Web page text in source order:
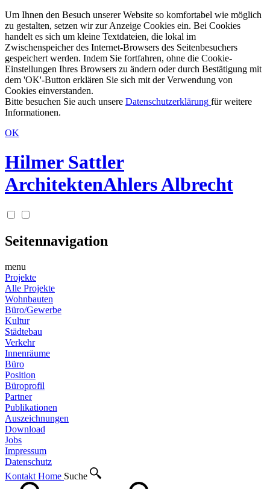
Um Ihnen den Besuch unserer Website so komfortabel wie möglich
zu gestalten, setzen wir zur Anzeige Cookies ein. Bei Cookies
handelt es sich um kleine Textdateien, die lokal im
Zwischenspeicher des Internet-Browsers des Seitenbesuchers
gespeichert werden. Indem Sie fortfahren, ohne die Cookie-
Einstellungen Ihres Browsers zu ändern oder durch Bestätigung mit
dem 'OK'-Button erklären Sie sich mit der Verwendung von
Cookies einverstanden.
Bitte besuchen Sie auch unsere Datenschutzerklärung für weitere
Informationen.
OK
Hilmer Sattler
ArchitektenAhlers Albrecht
Seitennavigation
menu
Projekte
Alle Projekte
Wohnbauten
Büro/Gewerbe
Kultur
Städtebau
Verkehr
Innenräume
Büro
Position
Büroprofil
Partner
Publikationen
Auszeichnungen
Download
Jobs
Impressum
Datenschutz
Kontakt Home Suche